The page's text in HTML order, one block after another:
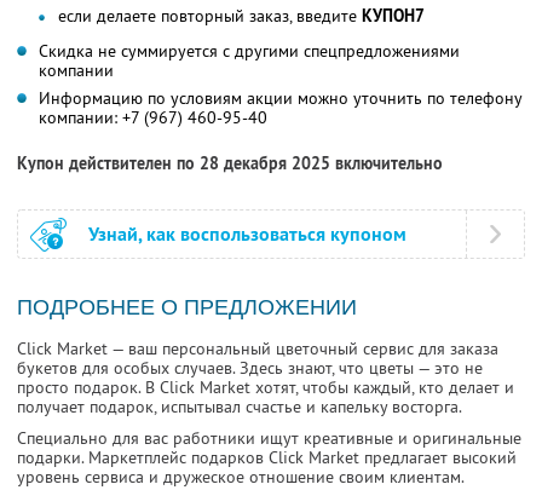
если делаете повторный заказ, введите КУПОН7
Скидка не суммируется с другими спецпредложениями
компании
Информацию по условиям акции можно уточнить по телефону
компании: +7 (967) 460-95-40
Купон действителен по 28 декабря 2025 включительно
Узнай, как воспользоваться купоном
ПОДРОБНЕЕ О ПРЕДЛОЖЕНИИ
Click Market — ваш персональный цветочный сервис для заказа
букетов для особых случаев. Здесь знают, что цветы — это не
просто подарок. В Click Market хотят, чтобы каждый, кто делает и
получает подарок, испытывал счастье и капельку восторга.
Специально для вас работники ищут креативные и оригинальные
подарки. Маркетплейс подарков Click Market предлагает высокий
уровень сервиса и дружеское отношение своим клиентам.